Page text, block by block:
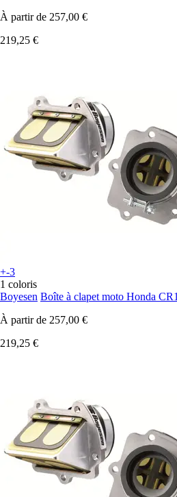
À partir de 257,00 €
219,25 €
+-3
1 coloris
Boyesen Boîte à clapet moto Honda
À partir de 257,00 €
219,25 €